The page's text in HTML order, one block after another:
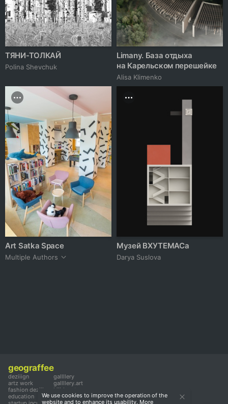
ТЯНИ-ТОЛКАЙ
Polina Shevchuk
Limany. База отдыха
на Карельском перешейке
Alisa Klimenko
Art Satka Space
Multiple Authors
Музей ВХУТЕМАСа
Darya Suslova
geograffee
deziiign
artz work
fashion deziiign
education
gallllery
gallllery.art
kiiids.art
We use cookies to improve the operation of the
website and to enhance its usability. More